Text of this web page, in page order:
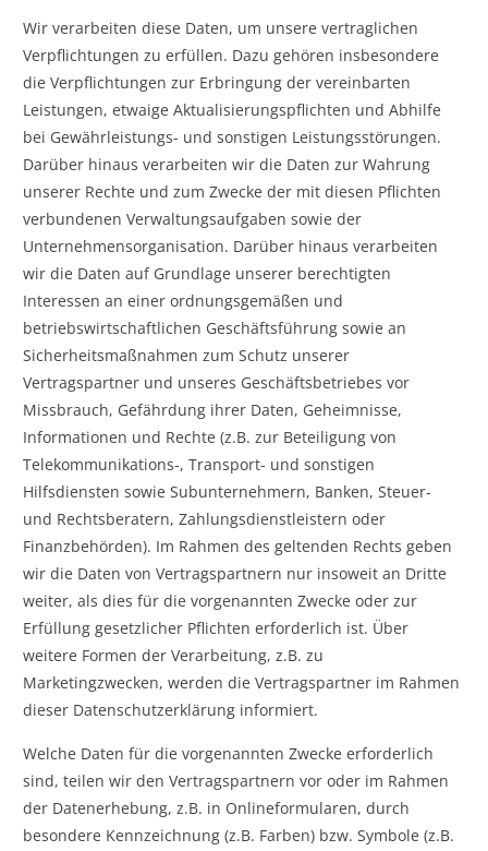
Wir verarbeiten diese Daten, um unsere vertraglichen
Verpflichtungen zu erfüllen. Dazu gehören insbesondere
die Verpflichtungen zur Erbringung der vereinbarten
Leistungen, etwaige Aktualisierungspflichten und Abhilfe
bei Gewährleistungs- und sonstigen Leistungsstörungen.
Darüber hinaus verarbeiten wir die Daten zur Wahrung
unserer Rechte und zum Zwecke der mit diesen Pflichten
verbundenen Verwaltungsaufgaben sowie der
Unternehmensorganisation. Darüber hinaus verarbeiten
wir die Daten auf Grundlage unserer berechtigten
Interessen an einer ordnungsgemäßen und
betriebswirtschaftlichen Geschäftsführung sowie an
Sicherheitsmaßnahmen zum Schutz unserer
Vertragspartner und unseres Geschäftsbetriebes vor
Missbrauch, Gefährdung ihrer Daten, Geheimnisse,
Informationen und Rechte (z.B. zur Beteiligung von
Telekommunikations-, Transport- und sonstigen
Hilfsdiensten sowie Subunternehmern, Banken, Steuer-
und Rechtsberatern, Zahlungsdienstleistern oder
Finanzbehörden). Im Rahmen des geltenden Rechts geben
wir die Daten von Vertragspartnern nur insoweit an Dritte
weiter, als dies für die vorgenannten Zwecke oder zur
Erfüllung gesetzlicher Pflichten erforderlich ist. Über
weitere Formen der Verarbeitung, z.B. zu
Marketingzwecken, werden die Vertragspartner im Rahmen
dieser Datenschutzerklärung informiert.
Welche Daten für die vorgenannten Zwecke erforderlich
sind, teilen wir den Vertragspartnern vor oder im Rahmen
der Datenerhebung, z.B. in Onlineformularen, durch
besondere Kennzeichnung (z.B. Farben) bzw. Symbole (z.B.